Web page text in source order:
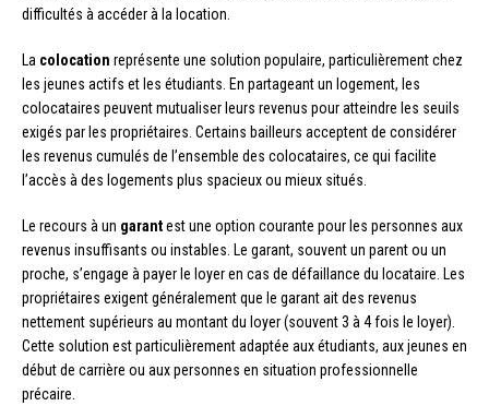
difficultés à accéder à la location.
La colocation représente une solution populaire, particulièrement chez
les jeunes actifs et les étudiants. En partageant un logement, les
colocataires peuvent mutualiser leurs revenus pour atteindre les seuils
exigés par les propriétaires. Certains bailleurs acceptent de considérer
les revenus cumulés de l’ensemble des colocataires, ce qui facilite
l’accès à des logements plus spacieux ou mieux situés.
Le recours à un garantest une option courante pour les personnes aux
revenus insuffisants ou instables. Le garant, souvent un parent ou un
proche, s’engage à payer le loyer en cas de défaillance du locataire. Les
propriétaires exigent généralement que le garant ait des revenus
nettement supérieurs au montant du loyer (souvent 3 à 4 fois le loyer).
Cette solution est particulièrement adaptée aux étudiants, aux jeunes en
début de carrière ou aux personnes en situation professionnelle
précaire.